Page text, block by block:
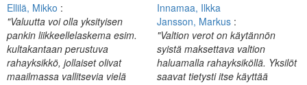
Ellilä, Mikko :
"Valuutta voi olla yksityisen
pankin liikkeellelaskema esim.
kultakantaan perustuva
rahayksikkö, jollaiset olivat
maailmassa vallitsevia vielä
Innamaa, Ilkka
Jansson, Markus :
"Valtion verot on käytännön
syistä maksettava valtion
haluamalla rahayksiköllä. Yksilöt
saavat tietysti itse käyttää